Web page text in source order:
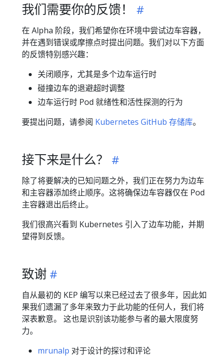
我们需要你的反馈！
在 Alpha 阶段，我们希望你在环境中尝试边车容器，
并在遇到错误或摩擦点时提出问题。我们对以下方面
的反馈特别感兴趣：
关闭顺序，尤其是多个边车运行时
碰撞边车的退避超时调整
边车运行时 Pod 就绪性和活性探测的行为
要提出问题，请参阅 Kubernetes GitHub 存储库。
接下来是什么？
除了将要解决的已知问题之外，我们正在努力为边车
和主容器添加终止顺序。这将确保边车容器仅在 Pod
主容器退出后终止。
我们很高兴看到 Kubernetes 引入了边车功能，并期
望得到反馈。
致谢
自从最初的 KEP 编写以来已经过去了很多年，因此如
果我们遗漏了多年来致力于此功能的任何人，我们将
深表歉意。 这也是识别该功能参与者的最大限度努
力。
mrunalp 对于设计的探讨和评论